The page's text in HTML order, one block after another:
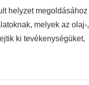
helyzet megoldásához
melyek az olaj-,
ki tevékenységüket,